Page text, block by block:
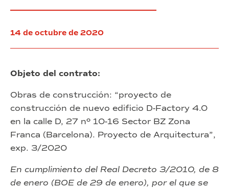
14 de octubre de 2020
Objeto del contrato:
Obras de construcción: “proyecto de
construcción de nuevo edificio D-Factory 4.0
en la calle D, 27 nº 10-16 Sector BZ Zona
Franca (Barcelona). Proyecto de Arquitectura”,
exp. 3/2020
En cumplimiento del Real Decreto 3/2010, de 8
de enero (BOE de 29 de enero), por el que se
Instalaciones